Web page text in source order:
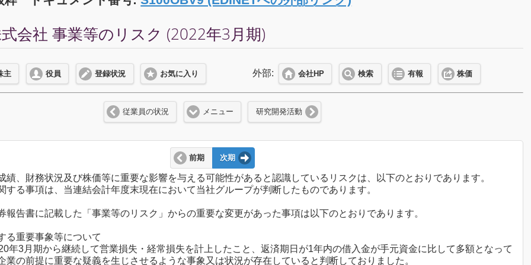
会社 事業等のリスク (2022年3月期)
主 役員 登録状況 お気に入り 外部: 会社HP 検索 有報 株価
従業員の状況 メニュー 研究開発活動
前期 次期
績、財務状況及び株価等に重要な影響を与える可能性があると認識しているリスクは、以下のとおりであります。
する事項は、当連結会計年度末現在において当社グループが判断したものであります。
報告書に記載した「事業等のリスク」からの重要な変更があった事項は以下のとおりであります。
る重要事象等について
年3月期から継続して営業損失・経常損失を計上したこと、返済期日が1年内の借入金が手元資金に比して多額となって
業の前提に重要な疑義を生じさせるような事象又は状況が存在していると判断しておりました。